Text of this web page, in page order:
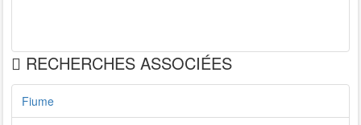
RECHERCHES ASSOCIÉES
Fiume